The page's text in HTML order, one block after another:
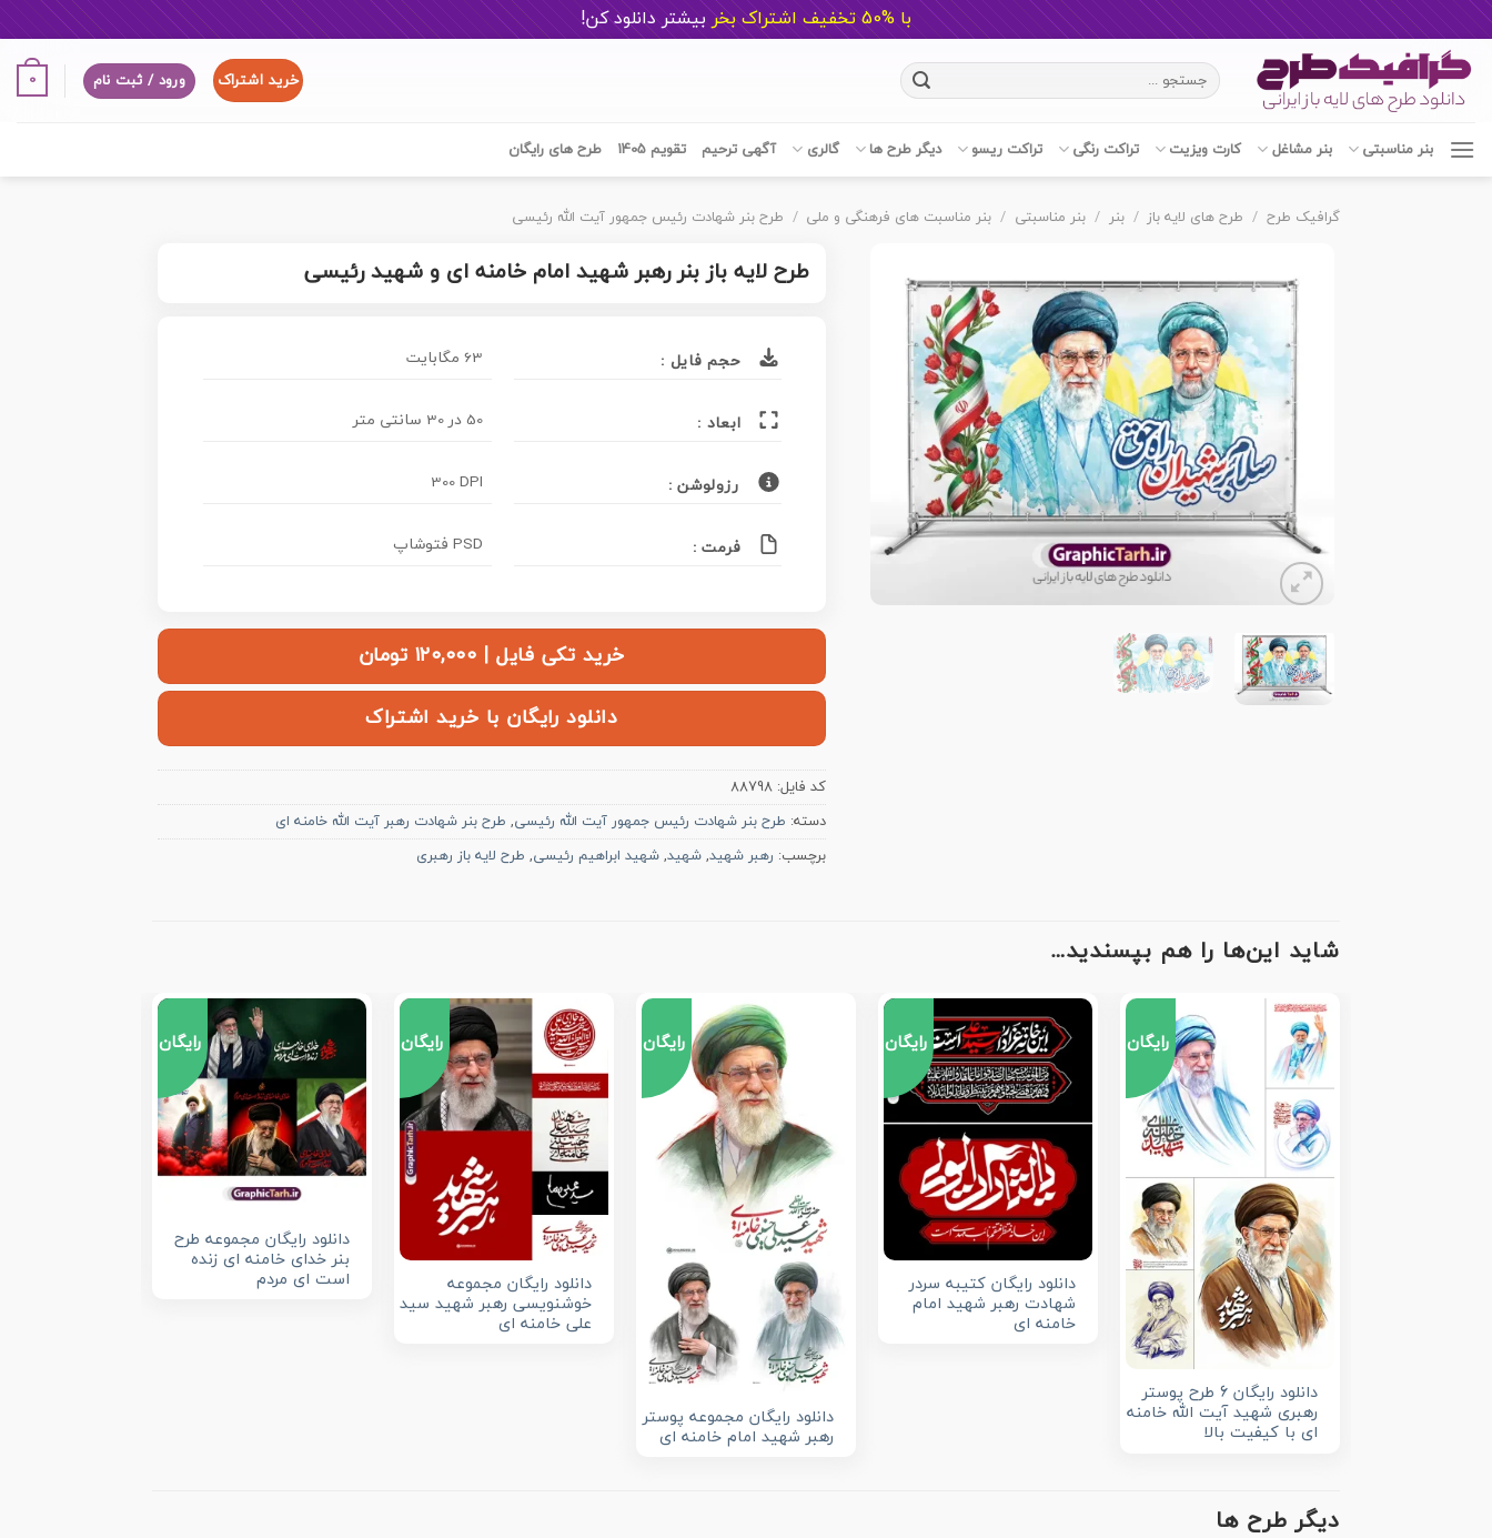
با %50 تخفیف اشتراک بخر بیشتر دانلود کن!
content
جستجو
برای:
خرید اشتراک ورود / ثبت نام 0
بنر مناسبتی بنر مشاغل کارت ویزیت تراکت رنگی تراکت ریسو دیگر طرح ها گالری آگهی ترحیم تقویم 1405 طرح های رایگان
گرافیک طرح / طرح های لایه باز / بنر / بنر مناسبتی / بنر مناسبت های فرهنگی و ملی / طرح بنر شهادت رئیس جمهور آیت الله رئیسی
طرح لایه باز بنر رهبر شهید امام خامنه ای و شهید رئیسی
حجم فایل : 63 مگابایت
ابعاد : 50 در 30 سانتی متر
رزولوشن : 300 DPI
فرمت : PSD فتوشاپ
خرید تکی فایل | ۱۲۰,۰۰۰ تومان
دانلود رایگان با خرید اشتراک
کد فایل:88798
دسته: طرح بنر شهادت رئیس جمهور آیت الله رئیسی, طرح بنر شهادت رهبر آیت الله خامنه ای
برچسب: رهبر شهید,شهید,شهید ابراهیم رئیسی, طرح لایه باز رهبری
شاید این‌ها را هم بپسندید…
رایگان
دانلود رایگان 6 طرح پوستر
رهبری شهید آیت الله خامنه
ای با کیفیت بالا
رایگان
دانلود رایگان کتیبه سردر
شهادت رهبر شهید امام
خامنه ای
رایگان
دانلود رایگان مجموعه پوستر
رهبر شهید امام خامنه ای
رایگان
دانلود رایگان مجموعه
خوشنویسی رهبر شهید سید
علی خامنه ای
رایگان
دانلود رایگان مجموعه طرح
بنر خدای خامنه ای زنده
است ای مردم
دیگر طرح ها